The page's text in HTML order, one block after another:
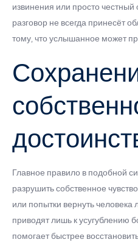
извинения или просто честный
разговор не всегда принесёт
тому, что услышанное может
Главное правило в подобной
разрушить собственное
или попытки вернуть
приводят лишь к усугублению
помогает быстрее